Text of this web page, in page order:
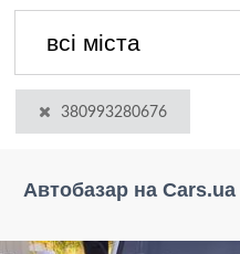
380993280676
Автобазар на Cars.ua